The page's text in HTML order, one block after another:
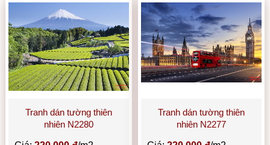
Tranh dán tường thiên
nhiên N2280
Tranh dán tường thiên
nhiên N2277